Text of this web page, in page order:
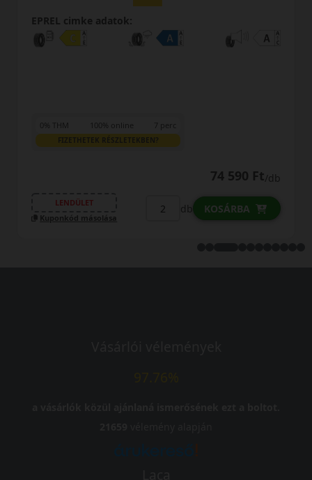
EPREL cimke adatok:
0% THM 100% online 7 perc
FIZETHETEK RÉSZLETEKBEN?
74 590 Ft/db
LENDÜLET
Kuponkód másolása
db KOSÁRBA